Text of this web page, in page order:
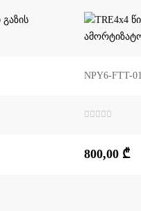
NPY6-FTT-01
დან
800,00 ₾